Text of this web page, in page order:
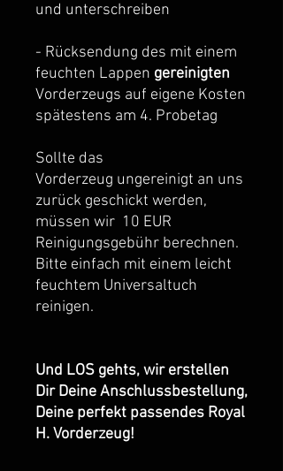
und unterschreiben
- Rücksendung des mit einem
feuchten Lappen gereinigten
Vorderzeugs auf eigene Kosten
spätestens am 4. Probetag
Sollte das
Vorderzeug ungereinigt an uns
zurück geschickt werden,
müssen wir 10 EUR
Reinigungsgebühr berechnen.
Bitte einfach mit einem leicht
feuchtem Universaltuch
reinigen.
Und LOS gehts, wir erstellen
Dir Deine Anschlussbestellung,
Deine perfekt passendes Royal
H. Vorderzeug!